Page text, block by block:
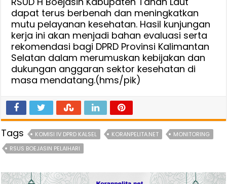
dapat terus berbenah dan meningkatkan
mutu pelayanan kesehatan. Hasil kunjungan
kerja ini akan menjadi bahan evaluasi serta
rekomendasi bagi DPRD Provinsi Kalimantan
Selatan dalam merumuskan kebijakan dan
dukungan anggaran sektor kesehatan di
masa mendatang.(hms/pik)
Tags KOMISI IV DPRD KALSEL KORANPELITA.NET
MONITORING
RSUS BOEJASIN PELAIHARI